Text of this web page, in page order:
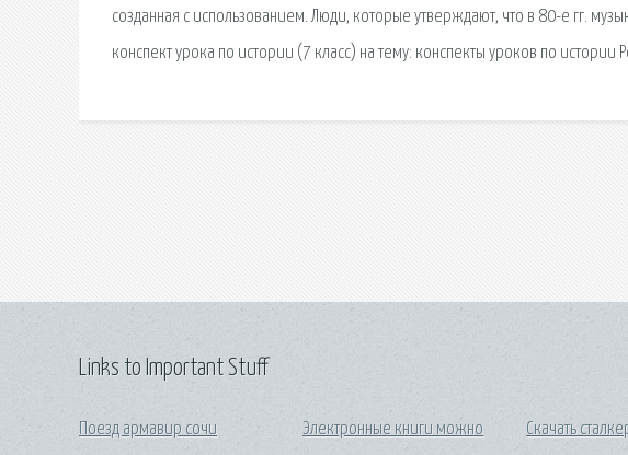
созданная с использованием. Люди, которые утверждают, что в 80-е гг.
конспект урока по истории (7 класс) на тему: конспекты уроков по истории
Links to Important Stuff
Поезд армавир сочи
Электронные книги можно
Скачать